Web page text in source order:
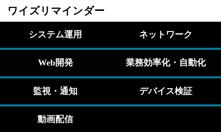
ワイズリマインダー
システム運用 ネットワーク
Web開発 業務効率化・自動化
監視・通知 デバイス検証
動画配信